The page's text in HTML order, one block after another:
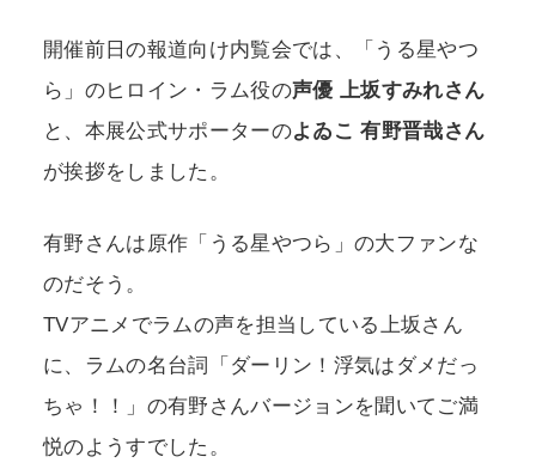
開催前日の報道向け内覧会では、「うる星やつ
ら」のヒロイン・ラム役の声優 上坂すみれさん
と、本展公式サポーターのよゐこ 有野晋哉さん
が挨拶をしました。
有野さんは原作「うる星やつら」の大ファンな
のだそう。
TVアニメでラムの声を担当している上坂さん
に、ラムの名台詞「ダーリン！浮気はダメだっ
ちゃ！！」の有野さんバージョンを聞いてご満
悦のようすでした。